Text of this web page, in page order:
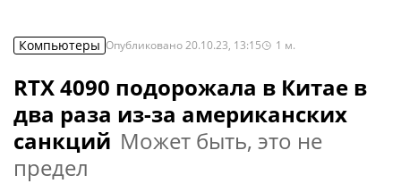
Компьютеры Опубликовано20.10.23, 13:15 1 м.
RTX 4090 подорожала в Китае в
два раза из-за американских
санкций Может быть, это не
предел